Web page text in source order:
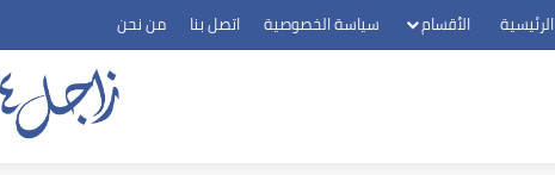
الرئيسية الأقسام سياسة الخصوصية اتصل بنا من نحن